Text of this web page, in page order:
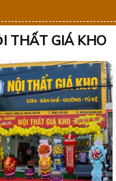
THẤT GIÁ KHO